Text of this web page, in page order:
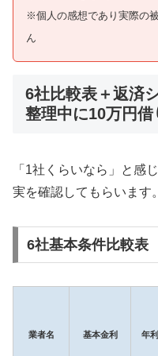
※個人の感想であり実際の
ん
6社比較表＋返済
整理中に10万円借
「1社くらいなら」と感
実を確認してもらいます。
6社基本条件比較表
業者名 基本金利 年